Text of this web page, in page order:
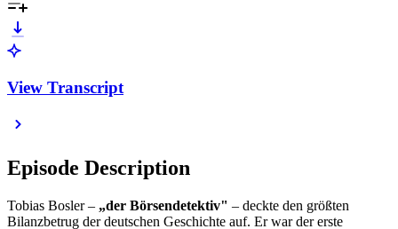
View Transcript
Episode Description
Tobias Bosler – „der Börsendetektiv" – deckte den größten
Bilanzbetrug der deutschen Geschichte auf. Er war der erste